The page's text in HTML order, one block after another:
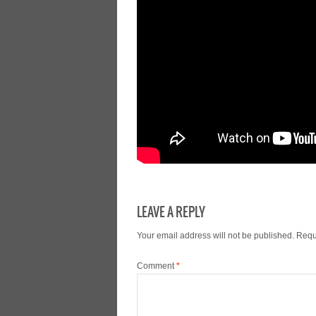
LEAVE A REPLY
Your email address will not be published.
Comment*